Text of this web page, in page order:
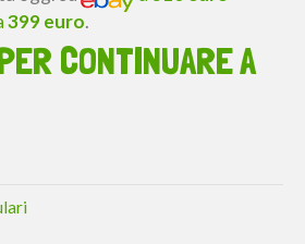
399 euro.
CONTINUARE A